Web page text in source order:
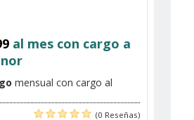
al mes con cargo a
mensual con cargo al
(0 Reseñas)